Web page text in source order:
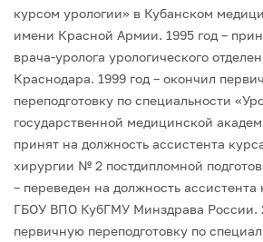
курсом урологии» в Кубанском
имени Красной Армии. 1995 год –
врача-уролога урологического
Краснодара. 1999 год – окончил
переподготовку по специальности
государственной медицинской
принят на должность ассистента
хирургии № 2 постдипломной
– переведен на должность
ГБОУ ВПО КубГМУ Минздрава России.
первичную переподготовку по